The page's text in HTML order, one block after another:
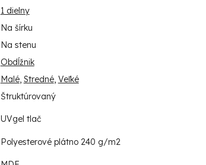
1 dielny
Na šírku
Na stenu
Obdĺžnik
Malé, Stredné, Veľké
Štruktúrovaný
UVgel tlač
Polyesterové plátno 240 g/m2